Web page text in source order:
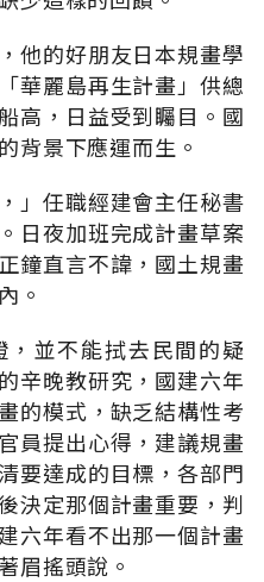
他的好朋友日本規畫學
華麗島再生計畫」供總
高，日益受到矚目。國
背景下應運而生。
」任職經建會主任秘書
日夜加班完成計畫草案
鐘直言不諱，國土規畫
。
並不能拭去民間的疑
辛晚教研究，國建六年
的模式，缺乏結構性考
員提出心得，建議規畫
要達成的目標，各部門
決定那個計畫重要，判
六年看不出那一個計畫
眉搖頭說。